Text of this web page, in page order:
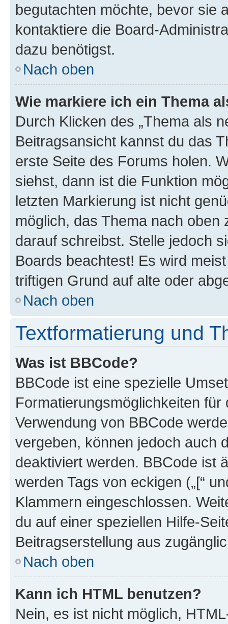
begutachten möchte, bevor sie
kontaktiere die Board-
dazu benötigst.
Nach oben
Wie markiere ich ein Thema
Durch Klicken des „Thema als
Beitragsansicht kannst du das
erste Seite des Forums holen.
siehst, dann ist die Funktion
letzten Markierung ist nicht
möglich, das Thema nach oben
darauf schreibst. Stelle jedoch
Boards beachtest! Es wird
triftigen Grund auf alte oder
Nach oben
Textformatierung und
Was ist BBCode?
BBCode ist eine spezielle
Formatierungsmöglichkeiten
Verwendung von BBCode
vergeben, können jedoch auch
deaktiviert werden. BBCode ist
werden Tags von eckigen („[“
Klammern eingeschlossen.
du auf einer speziellen Hilfe-
Beitragserstellung aus
Nach oben
Kann ich HTML benutzen?
Nein, es ist nicht möglich,